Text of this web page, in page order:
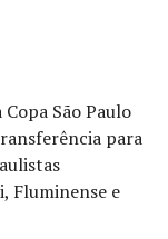
São Paulo
para
Fluminense e